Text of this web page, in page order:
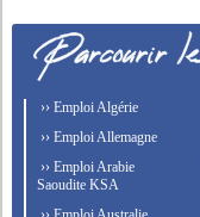
›› Emploi Algérie
›› Emploi Allemagne
›› Emploi Arabie
Saoudite KSA